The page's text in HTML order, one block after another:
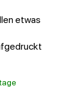
etwas